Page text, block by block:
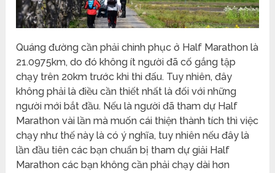
Quáng đường cần phải chinh phục ở Half Marathon là
21.0975km, do đó không ít người đã cố gắng tập
chạy trên 20km trước khi thi đấu. Tuy nhiên, đây
không phải là điều cần thiết nhất là đối với những
người mới bắt đầu. Nếu là người đã tham dự Half
Marathon vài lần mà muốn cái thiện thành tích thì việc
chạy như thế này là có ý nghĩa, tuy nhiên nếu đây là
lần đầu tiên các bạn chuẩn bị tham dự giải Half
Marathon các bạn không cần phải chạy dài hơn